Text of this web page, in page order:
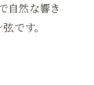
自然な響き
です。